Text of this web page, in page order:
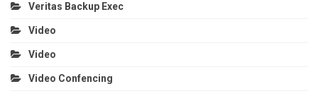
Veritas Backup Exec
Video
Video
Video Confencing